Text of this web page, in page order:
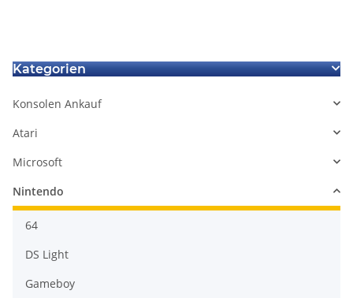
Kategorien
Konsolen Ankauf
Atari
Microsoft
Nintendo
64
DS Light
Gameboy